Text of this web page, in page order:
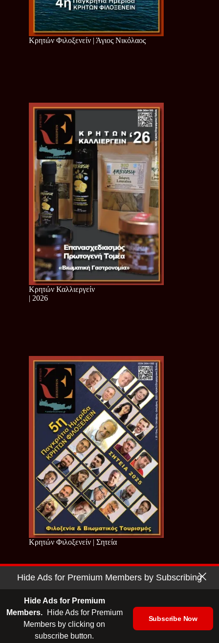
Κρητών Φιλοξενείν | Άγιος Νικόλαος
Κρητών Καλλιεργείν
| 2026
Κρητών Φιλοξενείν | Σητεία
Copyright © 2026 - Cretan Business | Κρητών Επιχειρείν
| Ταυτότητα | Media Kit
Hide Ads for Premium Members by Subscribing
Hide Ads for Premium
Members.
Hide Ads for Premium
Members by clicking on
subscribe button.
Subscribe Now